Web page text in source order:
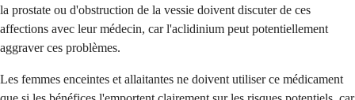
la prostate ou d'obstruction de la vessie doivent discuter de ces
affections avec leur médecin, car l'aclidinium peut potentiellement
aggraver ces problèmes.
Les femmes enceintes et allaitantes ne doivent utiliser ce médicament